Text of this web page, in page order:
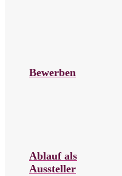
Bewerben
Ablauf als
Aussteller